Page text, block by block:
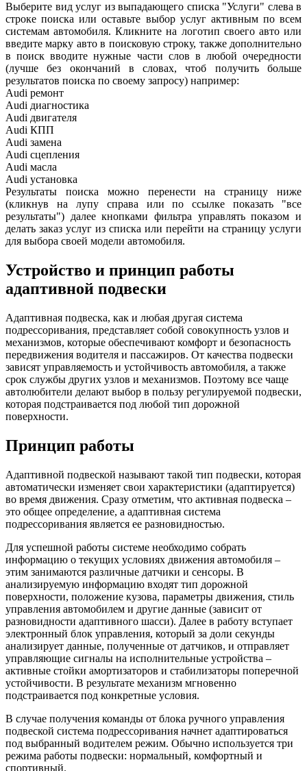
Выберите вид услуг из выпадающего списка "Услуги" слева в
строке поиска или оставьте выбор услуг активным по всем
системам автомобиля. Кликните на логотип своего авто или
введите марку авто в поисковую строку, также дополнительно
в поиск вводите нужные части слов в любой очередности
(лучше без окончаний в словах, чтоб получить больше
результатов поиска по своему запросу) например:
Audi ремонт
Audi диагностика
Audi двигателя
Audi КПП
Audi замена
Audi сцепления
Audi масла
Audi установка
Результаты поиска можно перенести на страницу ниже
(кликнув на лупу справа или по ссылке показать "все
результаты") далее кнопками фильтра управлять показом и
делать заказ услуг из списка или перейти на страницу услуги
для выбора своей модели автомобиля.
Устройство и принцип работы
адаптивной подвески
Адаптивная подвеска, как и любая другая система
подрессоривания, представляет собой совокупность узлов и
механизмов, которые обеспечивают комфорт и безопасность
передвижения водителя и пассажиров. От качества подвески
зависят управляемость и устойчивость автомобиля, а также
срок службы других узлов и механизмов. Поэтому все чаще
автолюбители делают выбор в пользу регулируемой подвески,
которая подстраивается под любой тип дорожной
поверхности.
Принцип работы
Адаптивной подвеской называют такой тип подвески, которая
автоматически изменяет свои характеристики (адаптируется)
во время движения. Сразу отметим, что активная подвеска –
это общее определение, а адаптивная система
подрессоривания является ее разновидностью.
Для успешной работы системе необходимо собрать
информацию о текущих условиях движения автомобиля –
этим занимаются различные датчики и сенсоры. В
анализируемую информацию входят тип дорожной
поверхности, положение кузова, параметры движения, стиль
управления автомобилем и другие данные (зависит от
разновидности адаптивного шасси). Далее в работу вступает
электронный блок управления, который за доли секунды
анализирует данные, полученные от датчиков, и отправляет
управляющие сигналы на исполнительные устройства –
активные стойки амортизаторов и стабилизаторы поперечной
устойчивости. В результате механизм мгновенно
подстраивается под конкретные условия.
В случае получения команды от блока ручного управления
подвеской система подрессоривания начнет адаптироваться
под выбранный водителем режим. Обычно используется три
режима работы подвески: нормальный, комфортный и
спортивный.